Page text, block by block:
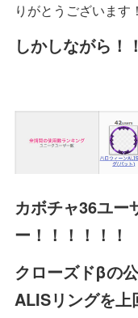
りがとうございます
しかしながら！
カボチャ36ユー
ー！！！！！！
クローズドβの
ALISリングを上